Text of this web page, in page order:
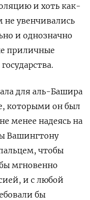
и хоть как-
не увенчивались
и однозначно
приличные
для аль-Башира
которыми он был
менее надеясь на
Вашингтону
чтобы
мгновенно
и с любой
бы